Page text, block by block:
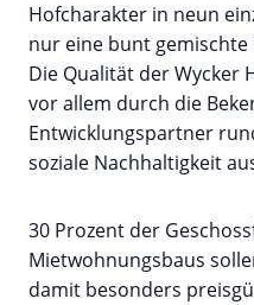
Hofcharakter in neun
nur eine bunt
Die Qualität der Wycker
vor allem durch die
Entwicklungspartner
soziale Nachhaltigkeit
30 Prozent der
Mietwohnungsbaus
damit besonders